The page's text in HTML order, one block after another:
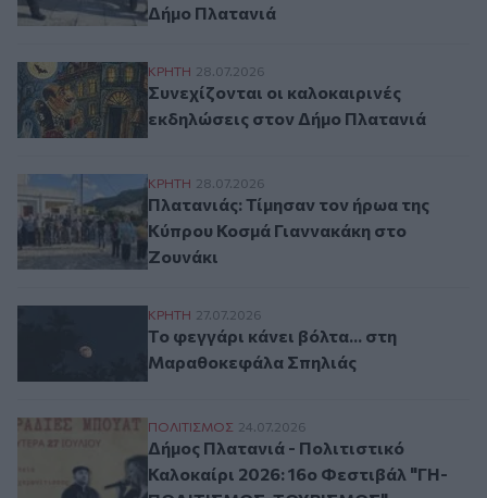
Δήμο Πλατανιά
Συνεχίζονται οι καλοκαιρινές
ΚΡΗΤΗ 28.07.2026
Συνεχίζονται οι καλοκαιρινές
εκδηλώσεις στον Δήμο Πλατανιά
Πλατανιάς: Τίμησαν τον ήρωα της
ΚΡΗΤΗ 28.07.2026
Πλατανιάς: Τίμησαν τον ήρωα της
Κύπρου Κοσμά Γιαννακάκη στο
Ζουνάκι
Το φεγγάρι κάνει βόλτα... στη
ΚΡΗΤΗ 27.07.2026
Το φεγγάρι κάνει βόλτα... στη
Μαραθοκεφάλα Σπηλιάς
Δήμος Πλατανιά - Πολιτιστικό
ΠΟΛΙΤΙΣΜΟΣ 24.07.2026
Δήμος Πλατανιά - Πολιτιστικό
Καλοκαίρι 2026: 16ο Φεστιβάλ "ΓΗ-